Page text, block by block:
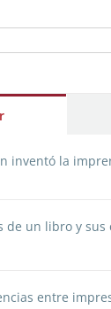
inventó la
de un libro y sus
entre